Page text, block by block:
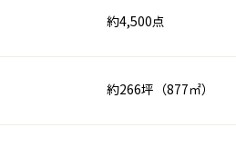
約4,500点
約266坪（877㎡）